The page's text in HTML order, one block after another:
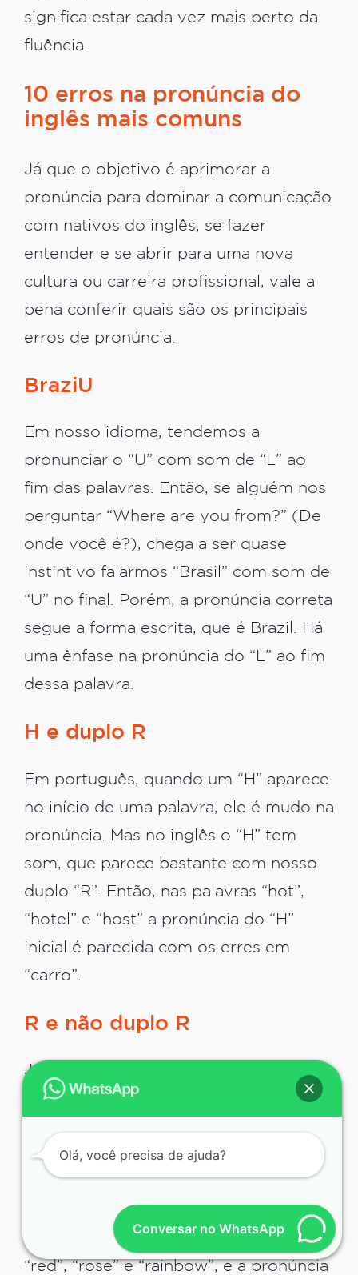
significa estar cada vez mais perto da
fluência.
10 erros na pronúncia do
inglês mais comuns
Já que o objetivo é aprimorar a
pronúncia para dominar a comunicação
com nativos do inglês, se fazer
entender e se abrir para uma nova
cultura ou carreira profissional, vale a
pena conferir quais são os principais
erros de pronúncia.
BraziU
Em nosso idioma, tendemos a
pronunciar o “U” com som de “L” ao
fim das palavras. Então, se alguém nos
perguntar “Where are you from?” (De
onde você é?), chega a ser quase
instintivo falarmos “Brasil” com som de
“U” no final. Porém, a pronúncia correta
segue a forma escrita, que é Brazil. Há
uma ênfase na pronúncia do “L” ao fim
dessa palavra.
H e duplo R
Em português, quando um “H” aparece
no início de uma palavra, ele é mudo na
pronúncia. Mas no inglês o “H” tem
som, que parece bastante com nosso
duplo “R”. Então, nas palavras “hot”,
“hotel” e “host” a pronúncia do “H”
inicial é parecida com os erres em
“carro”.
R e não duplo R
Já um erro de
bem comum dos brasileiros é a
“R” ao encostar a língua no céu da boca
e voltar com ela. Ao invés disso,
muitos brasileiros que ainda não sabem
o som correto lêem palavras como
“red”, “rose” e “rainbow”, e a pronúncia
Conversar no WhatsApp
Olá, você precisa de ajuda?